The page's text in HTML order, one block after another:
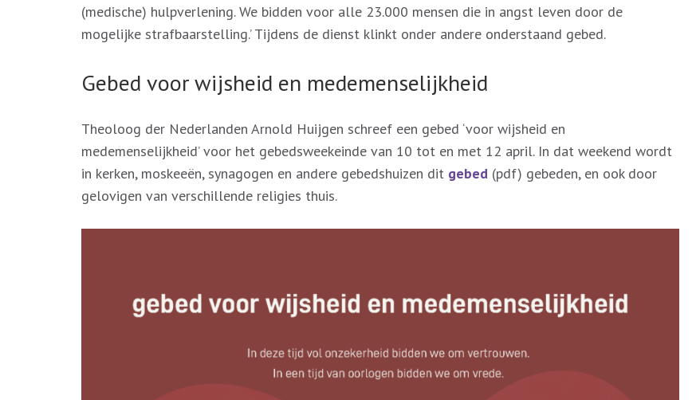
(medische) hulpverlening. We bidden voor alle 23.000 mensen die in angst leven door de
mogelijke strafbaarstelling.’ Tijdens de dienst klinkt onder andere onderstaand gebed.
Gebed voor wijsheid en medemenselijkheid
Theoloog der Nederlanden Arnold Huijgen schreef een gebed ‘voor wijsheid en
medemenselijkheid’ voor het gebedsweekeinde van 10 tot en met 12 april. In dat weekend wordt
in kerken, moskeeën, synagogen en andere gebedshuizen dit gebed (pdf) gebeden, en ook door
gelovigen van verschillende religies thuis.